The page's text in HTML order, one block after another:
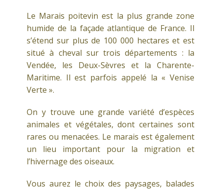
Le Marais poitevin est la plus grande zone
humide de la façade atlantique de France. Il
s’étend sur plus de 100 000 hectares et est
situé à cheval sur trois départements : la
Vendée, les Deux-Sèvres et la Charente-
Maritime. Il est parfois appelé la « Venise
Verte ».
On y trouve une grande variété d’espèces
animales et végétales, dont certaines sont
rares ou menacées. Le marais est également
un lieu important pour la migration et
l’hivernage des oiseaux.
Vous aurez le choix des paysages, balades